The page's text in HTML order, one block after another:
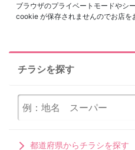
ブラウザのプライベートモードやシ
cookie が保存されませんのでお店を
チラシを探す
都道府県からチラシを探す